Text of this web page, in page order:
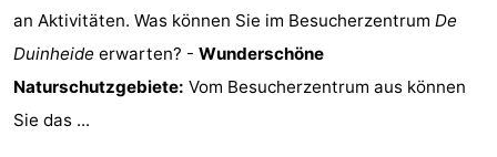
an Aktivitäten. Was können Sie im Besucherzentrum De
Duinheide erwarten? - Wunderschöne
Naturschutzgebiete: Vom Besucherzentrum aus können
Sie das ...